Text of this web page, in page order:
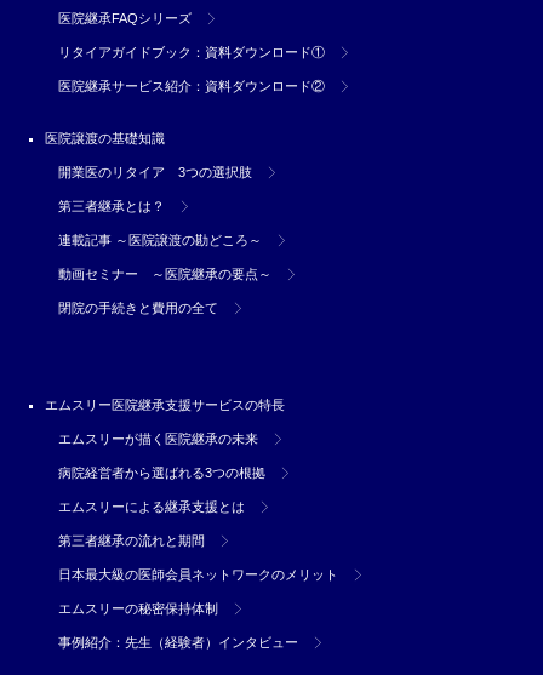
医院継承FAQシリーズ
リタイアガイドブック：資料ダウンロード①
医院継承サービス紹介：資料ダウンロード②
医院譲渡の基礎知識
開業医のリタイア 3つの選択肢
第三者継承とは？
連載記事 ～医院譲渡の勘どころ～
動画セミナー ～医院継承の要点～
閉院の手続きと費用の全て
エムスリー医院継承支援サービスの特長
エムスリーが描く医院継承の未来
病院経営者から選ばれる3つの根拠
エムスリーによる継承支援とは
第三者継承の流れと期間
日本最大級の医師会員ネットワークのメリット
エムスリーの秘密保持体制
事例紹介：先生（経験者）インタビュー